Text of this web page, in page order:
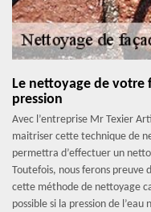
Le nettoyage de votre
pression
Avec l’entreprise Mr Texier
maitriser cette technique de
permettra d’effectuer un
Toutefois, nous ferons preuve
cette méthode de nettoyage
possible si la pression de